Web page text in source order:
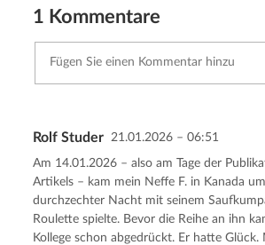
1 Kommentare
Abbrechen Kommentar
Rolf Studer 21.01.2026 – 06:51
Am 14.01.2026 – also am Tage der
Artikels – kam mein Neffe F. in Kanada
durchzechter Nacht mit seinem
Roulette spielte. Bevor die Reihe an ihn
Kollege schon abgedrückt. Er hatte